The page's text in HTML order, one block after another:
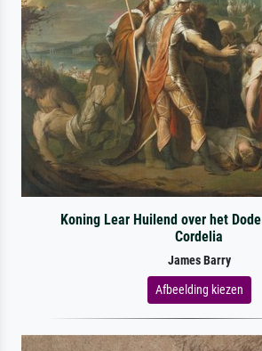
Koning Lear Huilend over het
Cordelia
James Barry
Afbeelding kiezen